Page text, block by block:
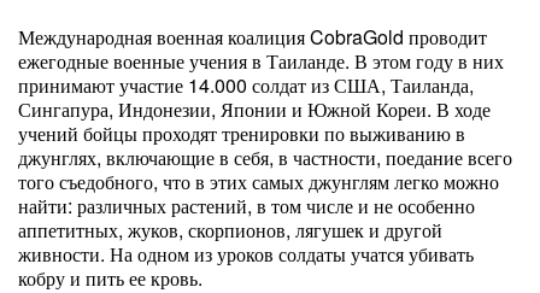
Международная военная коалиция CobraGold проводит
ежегодные военные учения в Таиланде. В этом году в них
принимают участие 14.000 солдат из США, Таиланда,
Сингапура, Индонезии, Японии и Южной Кореи. В ходе
учений бойцы проходят тренировки по выживанию в
джунглях, включающие в себя, в частности, поедание всего
того съедобного, что в этих самых джунглям легко можно
найти: различных растений, в том числе и не особенно
аппетитных, жуков, скорпионов, лягушек и другой
живности. На одном из уроков солдаты учатся убивать
кобру и пить ее кровь.